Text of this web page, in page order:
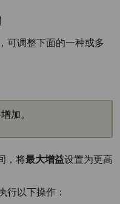
可调整下面的一种或多
加。
，将最大增益设置为更高
行以下操作：